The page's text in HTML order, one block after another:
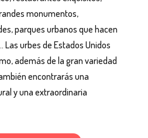
monumentos,
parques urbanos que hacen
urbes de Estados Unidos
además de la gran variedad
encontrarás una
y una extraordinaria